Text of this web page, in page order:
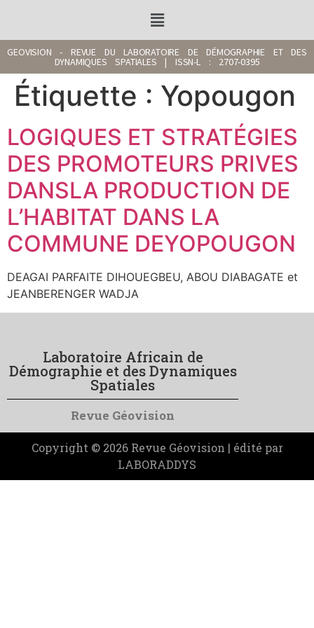
GEOVISION - REVUE DU LABORATOIRE DE DÉMOGRAPHIE ET DES
DYNAMIQUES SPATIALES | ISSN-L : 2707-0395
Étiquette : Yopougon
LOGIQUES ET STRATÉGIES
DES PROMOTEURS PRIVES
DANSLA PRODUCTION DE
L’HABITAT DANS LA
COMMUNE DEYOPOUGON
DEAGAI PARFAITE DIHOUEGBEU, ABOU DIABAGATE et
JEANBERENGER WADJA
Laboratoire Africain de
Démographie et des Dynamiques
Spatiales
Revue Géovision
Copyright © 2026 Revue Géovision | édité par
LABORADDYS